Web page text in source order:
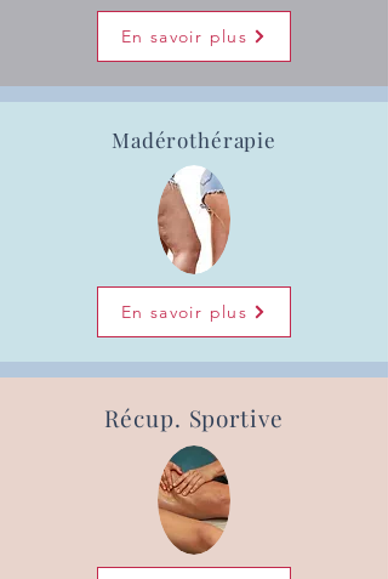
En savoir plus
Madérothérapie
En savoir plus
Récup. Sportive